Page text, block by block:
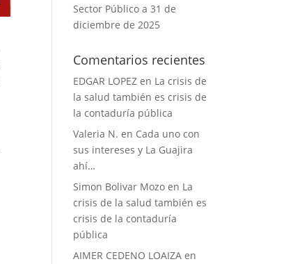
Sector Público a 31 de
diciembre de 2025
Comentarios recientes
EDGAR LOPEZ en La crisis de
la salud también es crisis de
la contaduría pública
Valeria N. en Cada uno con
sus intereses y La Guajira
ahí…
Simon Bolivar Mozo en La
crisis de la salud también es
crisis de la contaduría
pública
AIMER CEDENO LOAIZA en